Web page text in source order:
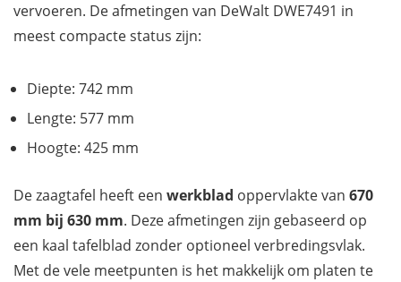
vervoeren. De afmetingen van DeWalt DWE7491 in
meest compacte status zijn:
Diepte: 742 mm
Lengte: 577 mm
Hoogte: 425 mm
De zaagtafel heeft een werkblad oppervlakte van 670
mm bij 630 mm. Deze afmetingen zijn gebaseerd op
een kaal tafelblad zonder optioneel verbredingsvlak.
Met de vele meetpunten is het makkelijk om platen te